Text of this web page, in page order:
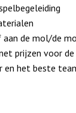
aan de mol/de
prijzen voor
en het beste